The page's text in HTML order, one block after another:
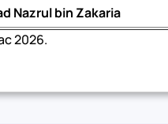
Nazrul bin Zakaria
2026.